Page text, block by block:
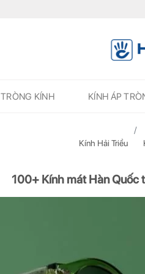
TRÒNG KÍNH KÍNH ÁP
Kính Hải Triều
100+ Kính mát Hàn Quốc